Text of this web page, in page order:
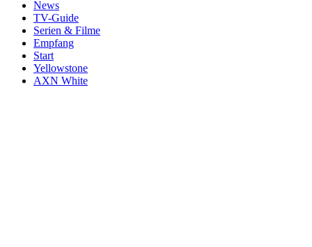
News
TV-Guide
Serien & Filme
Empfang
Start
Yellowstone
AXN White